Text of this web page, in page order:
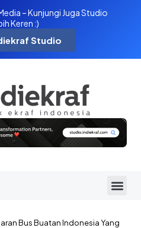
– Kunjungi Juga Studio
Keren :)
Studio
Bus Buatan Indonesia Yang